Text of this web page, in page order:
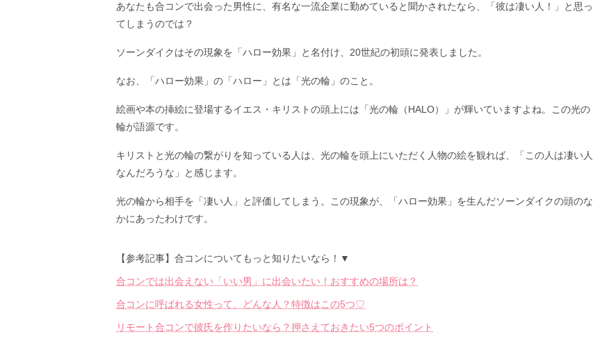
あなたも合コンで出会った男性に、有名な一流企業に勤めていると聞かされたなら、「彼は凄い人！」と思っ
てしまうのでは？
ソーンダイクはその現象を「ハロー効果」と名付け、20世紀の初頭に発表しました。
なお、「ハロー効果」の「ハロー」とは「光の輪」のこと。
絵画や本の挿絵に登場するイエス・キリストの頭上には「光の輪（HALO）」が輝いていますよね。この光の
輪が語源です。
キリストと光の輪の繋がりを知っている人は、光の輪を頭上にいただく人物の絵を観れば、「この人は凄い人
なんだろうな」と感じます。
光の輪から相手を「凄い人」と評価してしまう。この現象が、「ハロー効果」を生んだソーンダイクの頭のな
かにあったわけです。
【参考記事】合コンについてもっと知りたいなら！▼
合コンでは出会えない「いい男」に出会いたい！おすすめの場所は？
合コンに呼ばれる女性って、どんな人？特徴はこの5つ♡
リモート合コンで彼氏を作りたいなら？押さえておきたい5つのポイント